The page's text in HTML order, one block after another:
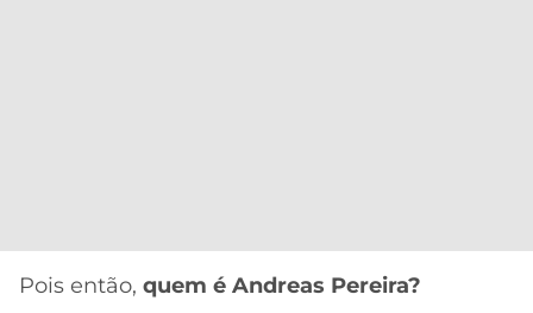
2026
GRÊMIO
LALIGA
Pois então, quem é Andreas Pereira?